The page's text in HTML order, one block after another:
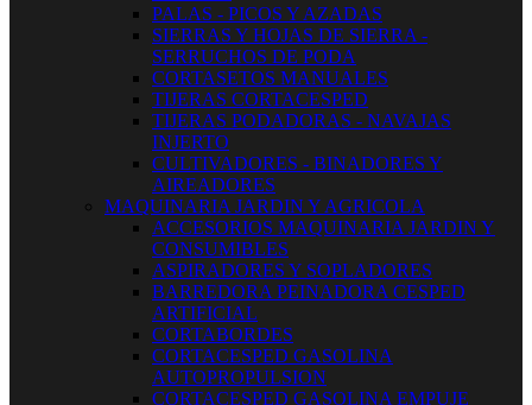
PALAS - PICOS Y AZADAS
SIERRAS Y HOJAS DE SIERRA -
SERRUCHOS DE PODA
CORTASETOS MANUALES
TIJERAS CORTACESPED
TIJERAS PODADORAS - NAVAJAS
INJERTO
CULTIVADORES - BINADORES Y
AIREADORES
MAQUINARIA JARDIN Y AGRICOLA
ACCESORIOS MAQUINARIA JARDIN Y
CONSUMIBLES
ASPIRADORES Y SOPLADORES
BARREDORA PEINADORA CESPED
ARTIFICIAL
CORTABORDES
CORTACESPED GASOLINA
AUTOPROPULSION
CORTACESPED GASOLINA EMPUJE